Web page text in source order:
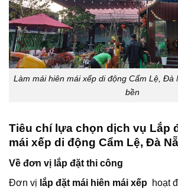
Làm mái hiên mái xếp di động Cẩm Lệ, Đà
bền
Tiêu chí lựa chọn dịch vụ Lắp
mái xếp di động Cẩm Lệ, Đà
Về đơn vị lắp đặt thi công
Đơn vị lắp đặt mái hiên mái xếp hoạt